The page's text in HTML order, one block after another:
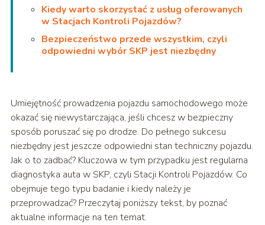
Kiedy warto skorzystać z usług oferowanych
w Stacjach Kontroli Pojazdów?
Bezpieczeństwo przede wszystkim, czyli
odpowiedni wybór SKP jest niezbędny
Umiejętność prowadzenia pojazdu samochodowego może
okazać się niewystarczająca, jeśli chcesz w bezpieczny
sposób poruszać się po drodze. Do pełnego sukcesu
niezbędny jest jeszcze odpowiedni stan techniczny pojazdu.
Jak o to zadbać? Kluczowa w tym przypadku jest regularna
diagnostyka auta w SKP, czyli Stacji Kontroli Pojazdów. Co
obejmuje tego typu badanie i kiedy należy je
przeprowadzać? Przeczytaj poniższy tekst, by poznać
aktualne informacje na ten temat.